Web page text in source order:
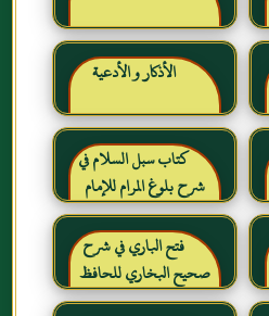
الأذكار و الأدعية
كتاب سبل السلام في
شرح بلوغ المرام للإمام
الصنعاني رحمه الله
فتح الباري في شرح
صحيح البخاري للحافظ
ابن حجر العسقلاني